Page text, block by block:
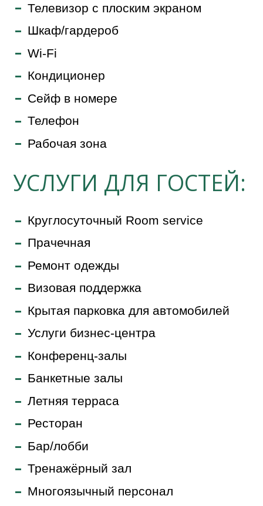
Телевизор с плоским экраном
Шкаф/гардероб
Wi-Fi
Кондиционер
Сейф в номере
Телефон
Рабочая зона
УСЛУГИ ДЛЯ ГОСТЕЙ:
Круглосуточный Room service
Прачечная
Ремонт одежды
Визовая поддержка
Крытая парковка для автомобилей
Услуги бизнес-центра
Конференц-залы
Банкетные залы
Летняя терраса
Ресторан
Бар/лобби
Тренажёрный зал
Многоязычный персонал